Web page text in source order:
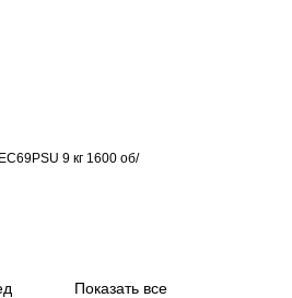
9 кг 1600 об/
Показать все